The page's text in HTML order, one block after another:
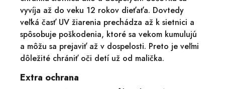
vyvíja až do veku 12 rokov dieťaťa. Dovtedy
veľká časť UV žiarenia prechádza až k sietnici a
spôsobuje poškodenia, ktoré sa vekom kumulujú
a môžu sa prejaviť až v dospelosti. Preto je veľmi
dôležité chrániť oči detí už od malička.
Extra ochrana